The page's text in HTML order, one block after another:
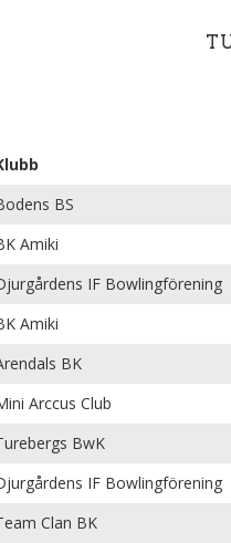
BS
Amiki
IF Bowlingförening
Amiki
BK
Arccus Club
BwK
IF Bowlingförening
Clan BK